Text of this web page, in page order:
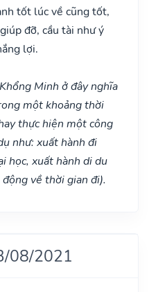
tốt lúc về cũng tốt,
đỡ, cầu tài như ý
lợi.
Minh ở đây nghĩa
một khoảng thời
thực hiện một công
như: xuất hành đi
học, xuất hành di du
về thời gian đi).
08/2021